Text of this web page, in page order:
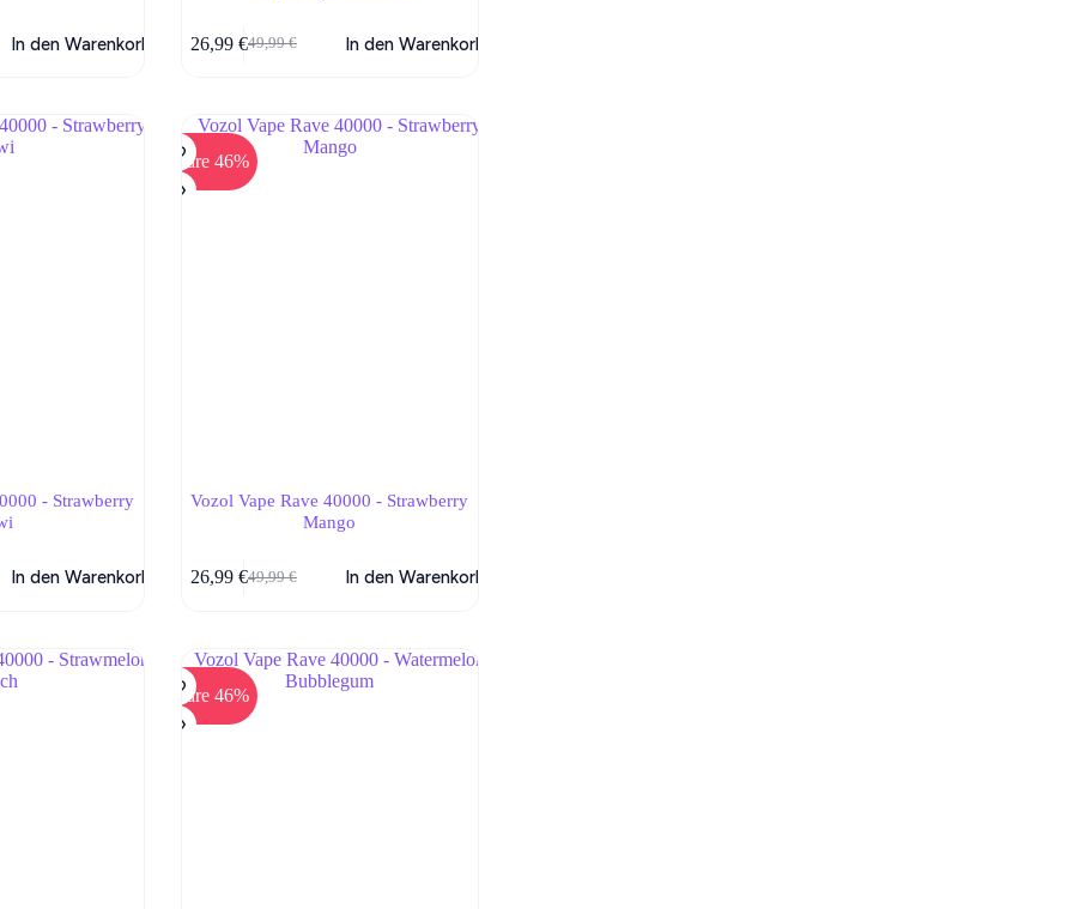
In den Warenkorb 49,99€
Ursprünglicher
49,99 €
26,99 €Aktueller
26,99 €.
In den Warenkorb
- Strawberry
In den Warenkorb
Spare 46%
Vozol Vape Rave 40000 - Strawberry
Mango
49,99€
Ursprünglicher
49,99 €
26,99 €Aktueller
26,99 €.
In den Warenkorb
Spare 46%